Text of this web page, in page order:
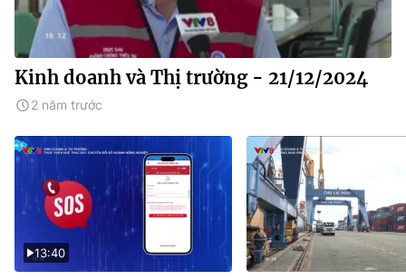
Kinh doanh và Thị trường - 21/12/2024
2 năm trước
13:40